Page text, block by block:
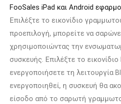
FooSales iPad και Android
Επιλέξτε το εικονίδιο
προεπιλογή, μπορείτε να
χρησιμοποιώντας την
συσκευής. Επιλέξτε το
ενεργοποιήσετε τη λειτουργία
ενεργοποιηθεί, η συσκευή θα
είσοδο από το σαρωτή